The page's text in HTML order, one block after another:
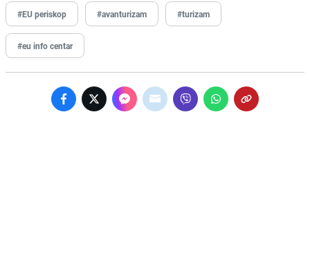
#EU periskop #avanturizam #turizam
#eu info centar